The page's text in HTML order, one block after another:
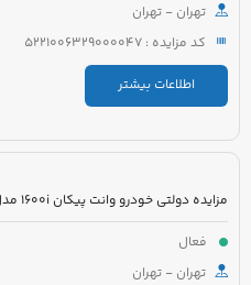
تهران - تهران
کد مزایده : 5221006329000047
اطلاعات بیشتر
فعال
تهران - تهران